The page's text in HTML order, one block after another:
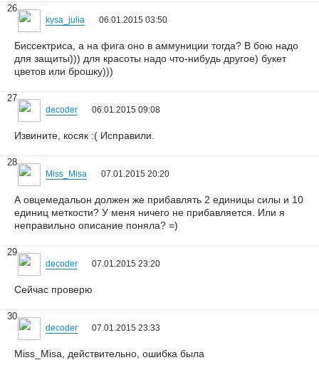
26
kysa_julia 06.01.2015 03:50
Биссектриса, а на фига оно в аммуниции тогда? В бою надо
для защиты))) для красоты надо что-нибудь другое) букет
цветов или брошку)))
27
decoder 06.01.2015 09:08
Извините, косяк :( Исправили.
28
Miss_Misa 07.01.2015 20:20
А овцемедальон должен же прибавлять 2 единицы силы и 10
единиц меткости? У меня ничего не прибавляется. Или я
неправильно описание поняла? =)
29
decoder 07.01.2015 23:20
Сейчас проверю
30
decoder 07.01.2015 23:33
Miss_Misa, действительно, ошибка была